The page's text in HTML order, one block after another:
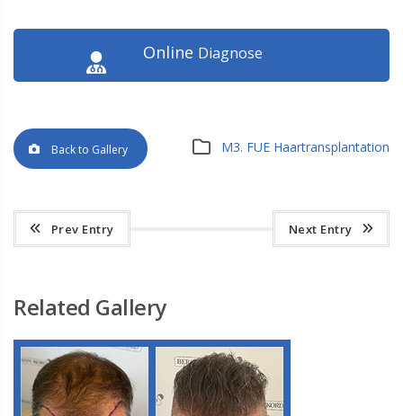
Online Diagnose
M3. FUE Haartransplantation
Back to Gallery
Prev Entry Next Entry
Related Gallery